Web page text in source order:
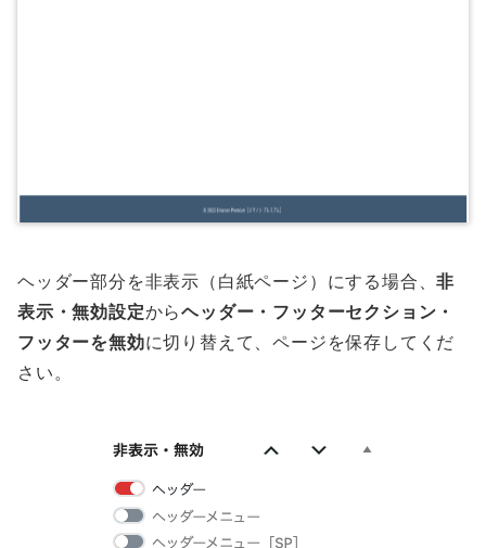
ヘッダー部分を非表示（白紙ページ）にする場合、非
表示・無効設定からヘッダー・フッターセクション・
フッターを無効に切り替えて、ページを保存してくだ
さい。